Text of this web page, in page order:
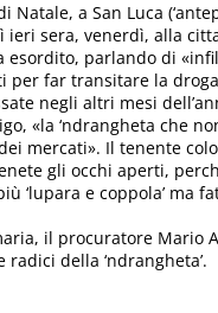
a San Luca
ieri sera, venerdì, alla
esordito, parlando di
far transitare la
negli altri mesi
«la ‘ndrangheta che
mercati». Il tenente
gli occhi aperti,
‘lupara e coppola’ ma
il procuratore Mario
della ‘ndrangheta’.